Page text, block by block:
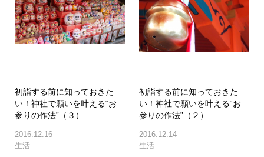
初詣する前に知っておきた
い！神社で願いを叶える“お
参りの作法”（３）
2016.12.16
生活
初詣する前に知っておきた
い！神社で願いを叶える“お
参りの作法”（２）
2016.12.14
生活